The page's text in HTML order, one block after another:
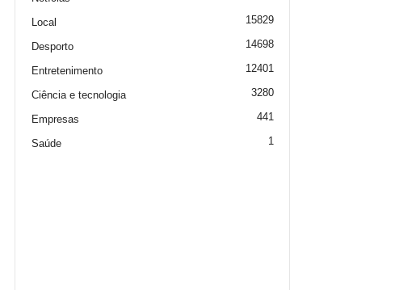
Local 15829
Desporto 14698
Entretenimento 12401
Ciência e tecnologia 3280
Empresas 441
Saúde 1